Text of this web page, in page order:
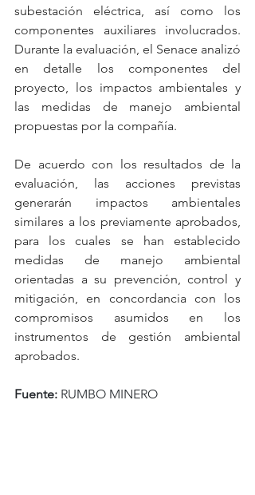
subestación eléctrica, así como los
componentes auxiliares involucrados.
Durante la evaluación, el Senace analizó
en detalle los componentes del
proyecto, los impactos ambientales y
las medidas de manejo ambiental
propuestas por la compañía.
De acuerdo con los resultados de la
evaluación, las acciones previstas
generarán impactos ambientales
similares a los previamente aprobados,
para los cuales se han establecido
medidas de manejo ambiental
orientadas a su prevención, control y
mitigación, en concordancia con los
compromisos asumidos en los
instrumentos de gestión ambiental
aprobados.
Fuente: RUMBO MINERO